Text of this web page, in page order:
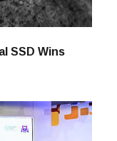
SSD Wins